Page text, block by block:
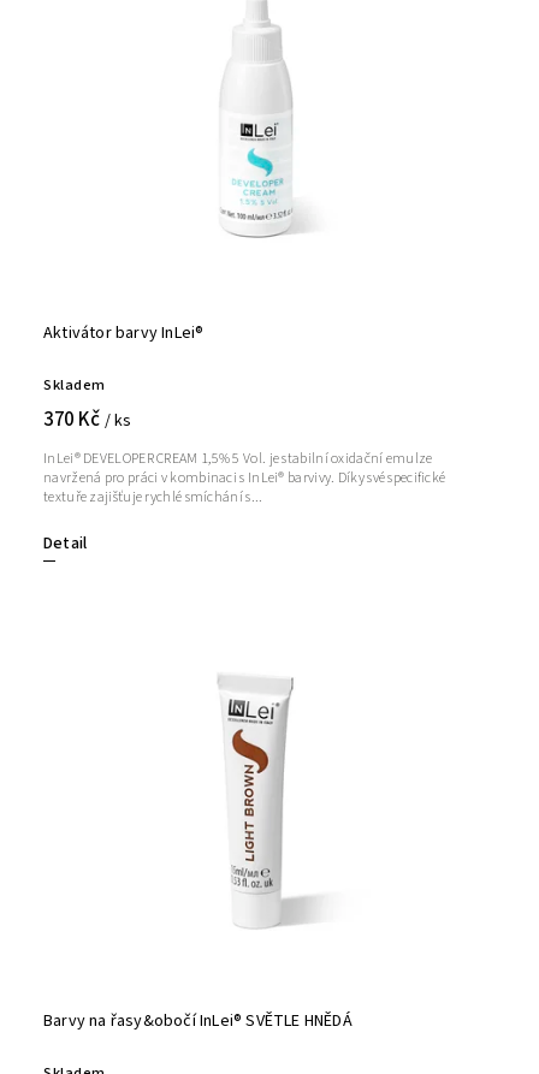
Aktivátor barvy InLei®
Skladem
370 Kč / ks
Detail
InLei® DEVELOPER CREAM 1,5% 5 Vol. je stabilní oxidační emulze
navržená pro práci v kombinaci s InLei® barvivy. Díky své specifické
textuře zajišťuje rychlé smíchání s...
Barvy na řasy&obočí InLei® SVĚTLE HNĚDÁ